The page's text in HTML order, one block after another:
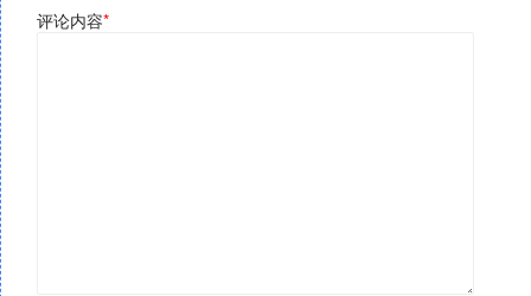
评论内容*